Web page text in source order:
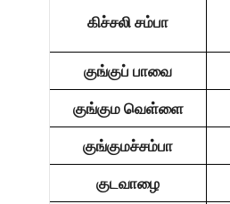
கிச்சலி சம்பா
குங்குப் பாவை
குங்கும வெள்ளை
குங்குமச்சம்பா
குடவாழை